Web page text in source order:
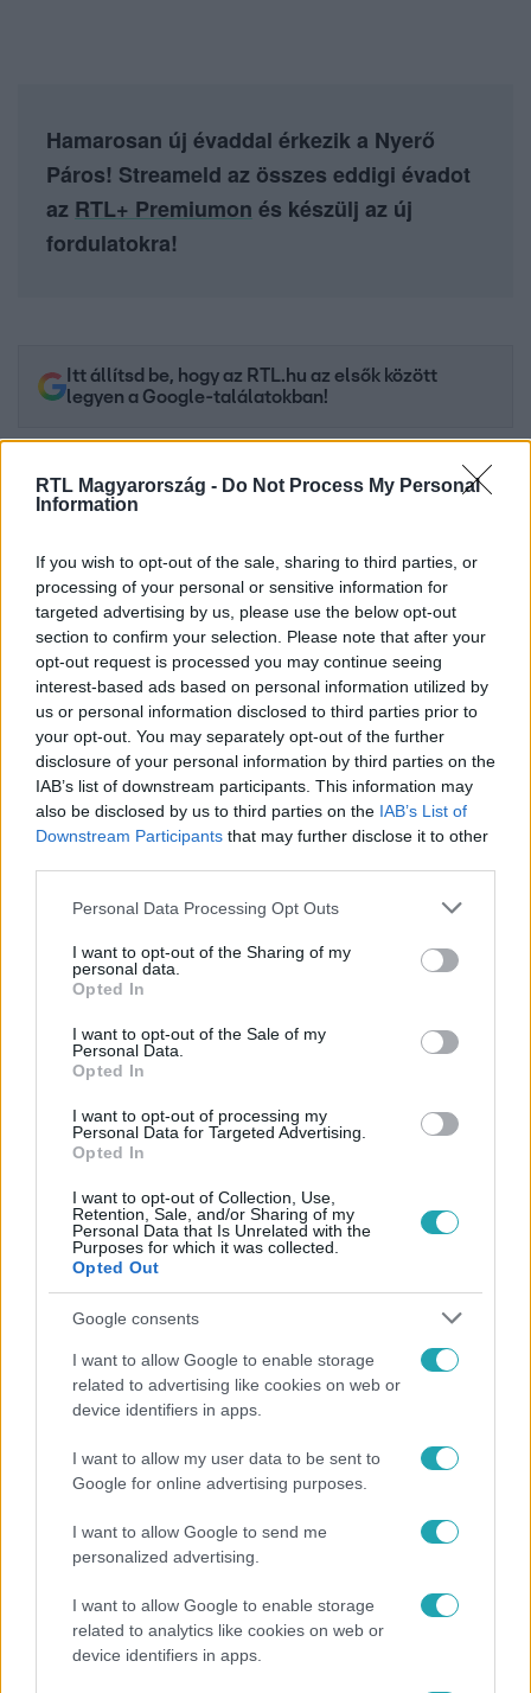
RTL Magyarország - Do Not Process My Personal
Information
If you wish to opt-out of the sale, sharing to third parties, or
processing of your personal or sensitive information for
targeted advertising by us, please use the below opt-out
section to confirm your selection. Please note that after your
opt-out request is processed you may continue seeing
interest-based ads based on personal information utilized by
us or personal information disclosed to third parties prior to
your opt-out. You may separately opt-out of the further
disclosure of your personal information by third parties on the
IAB’s list of downstream participants. This information may
also be disclosed by us to third parties on the IAB’s List of
Downstream Participants that may further disclose it to other
Please note that this website/app uses one or more Google
not limited to your visit or usage behaviour. You may click to
grant or deny consent to Google and its third-party tags to
use your data for below specified purposes in below Google
consent section.
Personal Data Processing Opt Outs
I want to opt-out of the Sharing of my
personal data.
Opted In
I want to opt-out of the Sale of my
Personal Data.
Opted In
I want to opt-out of processing my
Personal Data for Targeted Advertising.
Opted In
I want to opt-out of Collection, Use,
Retention, Sale, and/or Sharing of my
Personal Data that Is Unrelated with the
Purposes for which it was collected.
Opted Out
Google consents
I want to allow Google to enable storage
related to advertising like cookies on web or
device identifiers in apps.
I want to allow my user data to be sent to
Google for online advertising purposes.
I want to allow Google to send me
personalized advertising.
I want to allow Google to enable storage
related to analytics like cookies on web or
device identifiers in apps.
Hamarosan új évaddal érkezik a Nyerő
Páros! Streameld az összes eddigi évadot
az RTL+ Premiumon és készülj az új
fordulatokra!
Itt állítsd be, hogy az RTL.hu az elsők között
legyen a Google-találatokban!
Kövess minket, és értesülj a friss hírekről a
Facebookon is!
Követem
BULVÁR #MAGYAR SZTÁROK # RTL HÍRESSÉGEK
MAGYAR CELEBEK
CSALÁDALAPÍTÁS # BALATON # KÖZÖSSÉGI MÉDIA
SZERELEM
Népszerű